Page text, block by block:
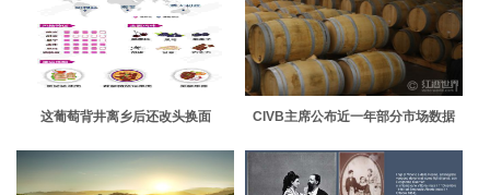
这葡萄背井离乡后还改头换面 CIVB主席公布近一年部分市场数据